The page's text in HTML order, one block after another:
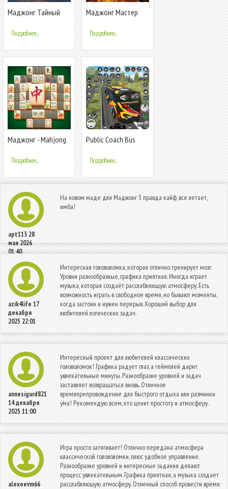
Маджонг Тайный
Подробнее...
Маджонг Мастер
Подробнее...
Маджонг - Mahjong
Подробнее...
Public Coach Bus
Подробнее...
apt113 28
мая 2026
01:40
На новом маде для Маджонг 3 правда кайф, все летает,
имба!
azik4life 17
декабря
2025 22:01
Интересная головоломка, которая отлично тренирует мозг.
Уровни разнообразные, графика приятная. Иногда играет
музыка, которая создаёт расслабляющую атмосферу. Есть
возможность играть в свободное время, но бывают моменты,
когда застоин и нужен перерыв. Хороший выбор для
любителей логических задач.
annesigurd821
14 декабря
2025 11:00
Интересный проект для любителей классических
головоломок! Графика радует глаз, а геймплей дарит
увлекательные минуты. Разнообразие уровней и задач
заставляет возвращаться вновь. Отличное
времяпрепровождение для быстрого отдыха или разминки
ума! Рекомендую всем, кто ценит простоту и атмосферу.
alexeevm66
Игра просто затягивает! Отлично передана атмосфера
классической головоломки, плюс удобное управление.
Разнообразие уровней и интересные задания делают
процесс увлекательным. Графика приятная, а музыка создает
расслабляющую атмосферу. Отличный способ провести время